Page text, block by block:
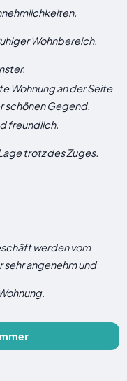
Wohnbereich.
Wohnung an der Seite
schönen Gegend.
freundlich.
trotz des Zuges.
werden vom
sehr angenehm und